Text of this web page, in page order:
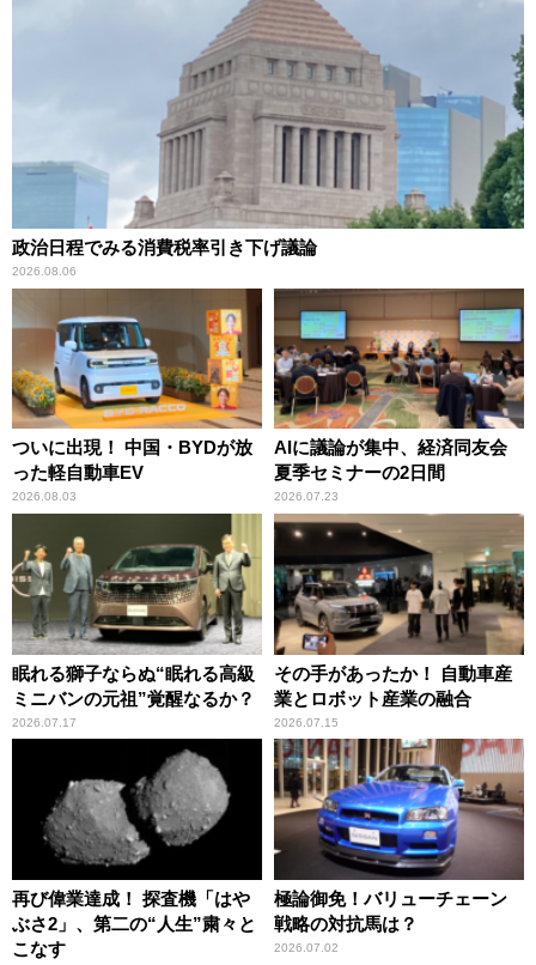
政治日程でみる消費税率引き下げ議論
2026.08.06
ついに出現！ 中国・BYDが放
った軽自動車EV
2026.08.03
AIに議論が集中、経済同友会
夏季セミナーの2日間
2026.07.23
眠れる獅子ならぬ“眠れる高級
ミニバンの元祖”覚醒なるか？
2026.07.17
その手があったか！ 自動車産
業とロボット産業の融合
2026.07.15
再び偉業達成！ 探査機「はや
ぶさ2」、第二の“人生”粛々と
こなす
極論御免！バリューチェーン
戦略の対抗馬は？
2026.07.02